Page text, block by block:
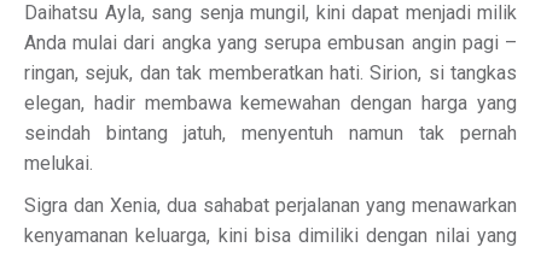
Daihatsu Ayla, sang senja mungil, kini dapat menjadi milik
Anda mulai dari angka yang serupa embusan angin pagi –
ringan, sejuk, dan tak memberatkan hati. Sirion, si tangkas
elegan, hadir membawa kemewahan dengan harga yang
seindah bintang jatuh, menyentuh namun tak pernah
melukai.
Sigra dan Xenia, dua sahabat perjalanan yang menawarkan
kenyamanan keluarga, kini bisa dimiliki dengan nilai yang